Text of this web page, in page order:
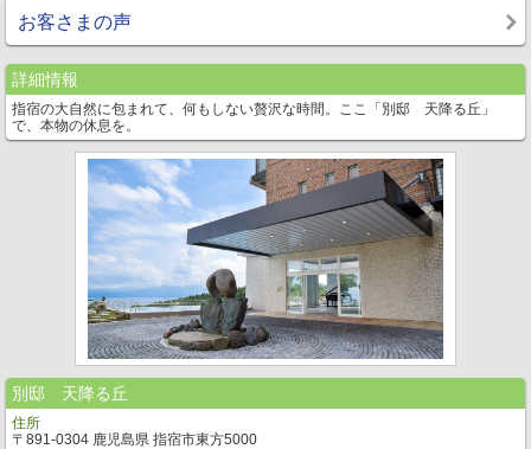
お客さまの声
詳細情報
指宿の大自然に包まれて、何もしない贅沢な時間。ここ「別邸 天降る丘」
で、本物の休息を。
別邸 天降る丘
住所
〒891-0304 鹿児島県 指宿市東方5000